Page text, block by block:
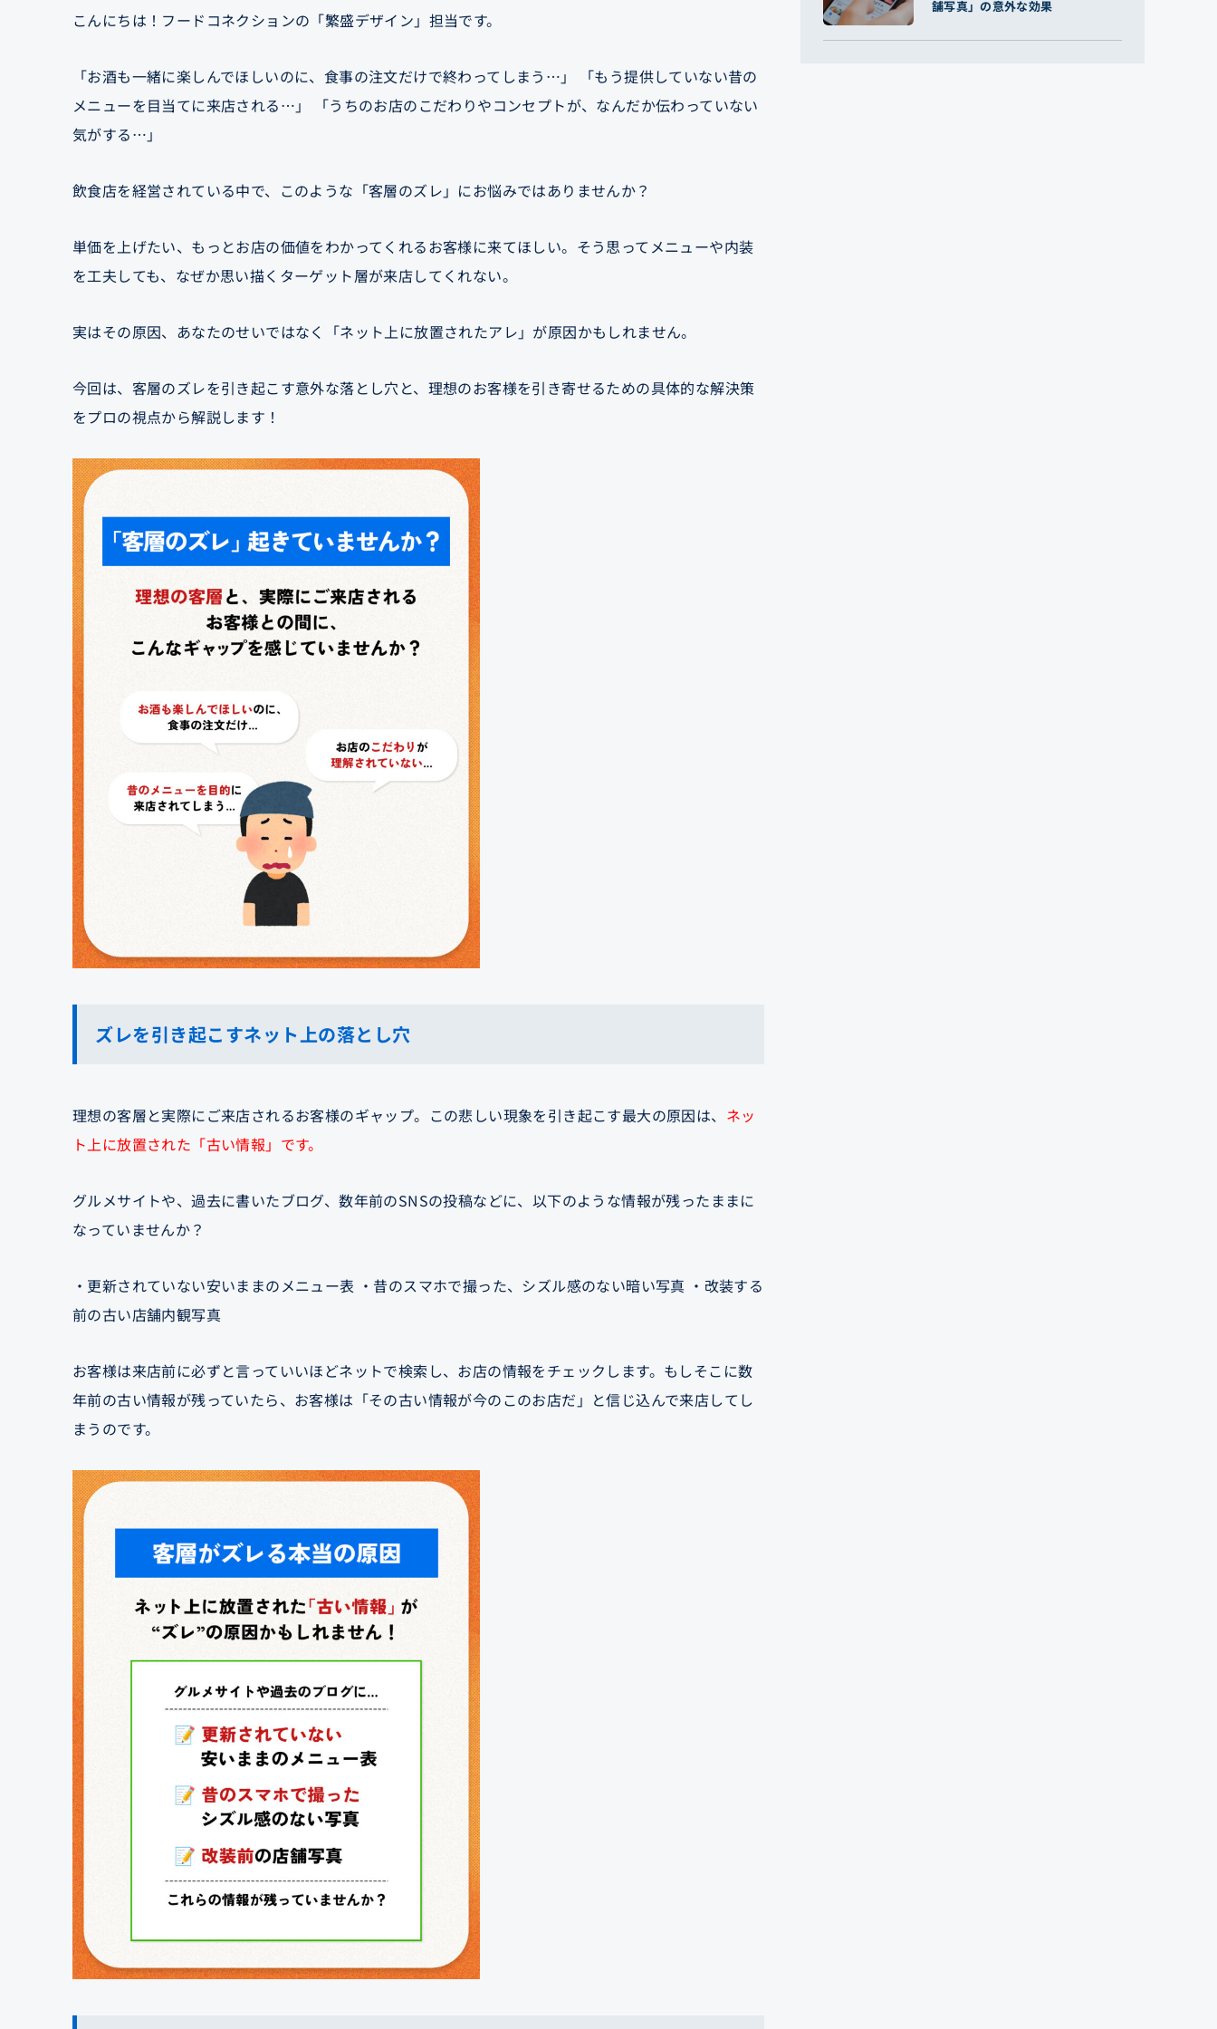
こんにちは！フードコネクションの「繁盛デザイン」担当です。
「お酒も一緒に楽しんでほしいのに、食事の注文だけで終わってしまう…」 「もう提供していない昔の
メニューを目当てに来店される…」 「うちのお店のこだわりやコンセプトが、なんだか伝わっていない
気がする…」
飲食店を経営されている中で、このような「客層のズレ」にお悩みではありませんか？
単価を上げたい、もっとお店の価値をわかってくれるお客様に来てほしい。そう思ってメニューや内装
を工夫しても、なぜか思い描くターゲット層が来店してくれない。
実はその原因、あなたのせいではなく「ネット上に放置されたアレ」が原因かもしれません。
今回は、客層のズレを引き起こす意外な落とし穴と、理想のお客様を引き寄せるための具体的な解決策
をプロの視点から解説します！
ズレを引き起こすネット上の落とし穴
理想の客層と実際にご来店されるお客様のギャップ。この悲しい現象を引き起こす最大の原因は、 ネッ
ト上に放置された「古い情報」です。
グルメサイトや、過去に書いたブログ、数年前のSNSの投稿などに、以下のような情報が残ったままに
なっていませんか？
・更新されていない安いままのメニュー表 ・昔のスマホで撮った、シズル感のない暗い写真 ・改装する
前の古い店舗内観写真
お客様は来店前に必ずと言っていいほどネットで検索し、お店の情報をチェックします。もしそこに数
年前の古い情報が残っていたら、お客様は「その古い情報が今のこのお店だ」と信じ込んで来店してし
まうのです。
舗写真」の意外な効果